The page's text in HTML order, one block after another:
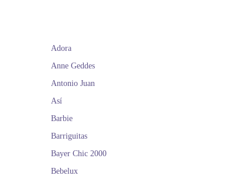
Adora
Anne Geddes
Antonio Juan
Así
Barbie
Barriguitas
Bayer Chic 2000
Bebelux